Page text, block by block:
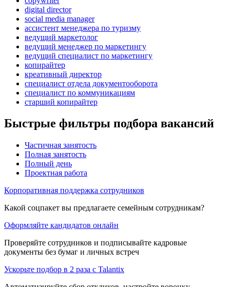
digital director
social media manager
ассистент менеджера по туризму
ведущий маркетолог
ведущий менеджер по маркетингу
ведущий специалист по маркетингу
копирайтер
креативный директор
специалист отдела документооборота
специалист по коммуникациям
старший копирайтер
Быстрые фильтры подбора вакансий
Частичная занятость
Полная занятость
Полный день
Проектная работа
Корпоративная поддержка сотрудников
Какой соцпакет вы предлагаете семейным сотрудникам?
Оформляйте кандидатов онлайн
Проверяйте сотрудников и подписывайте кадровые
документы без бумаг и личных встреч
Ускорьте подбор в 2 раза с Talantix